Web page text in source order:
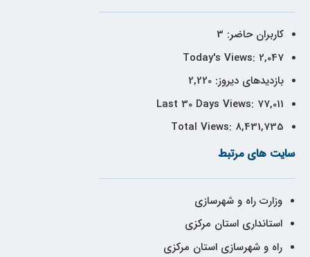
کاربران حاضر: 3
Today's Views: 2,047
بازدیدهای دیروز:2,220
Last 30 Days Views: 77,011
Total Views: 8,431,735
سایت های مرتبط
وزارت راه و شهرسازی
استانداری استان مرکزی
راه و شهرسازی استان مرکزی